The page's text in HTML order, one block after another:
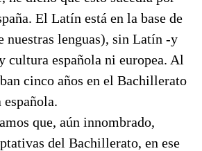
El Latín está en la base de
nuestras lenguas), sin Latín -y
cultura española ni europea. Al
cinco años en el Bachillerato
que, aún innombrado,
del Bachillerato, en ese